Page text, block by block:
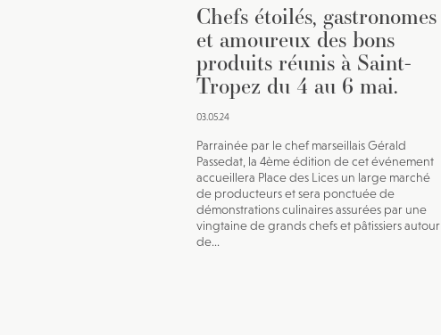
Chefs étoilés, gastronomes
et amoureux des bons
produits réunis à Saint-
Tropez du 4 au 6 mai.
03.05.24
Parrainée par le chef marseillais Gérald
Passedat, la 4ème édition de cet événement
accueillera Place des Lices un large marché
de producteurs et sera ponctuée de
démonstrations culinaires assurées par une
vingtaine de grands chefs et pâtissiers autour
de...